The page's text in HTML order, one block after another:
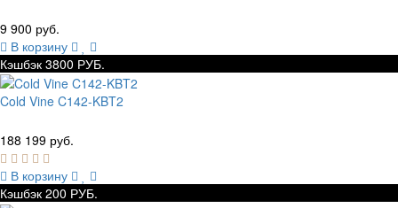
9 900 руб.
В корзину
Кэшбэк 3800 РУБ.
Cold Vine C142-KBT2
188 199 руб.
В корзину
Кэшбэк 200 РУБ.